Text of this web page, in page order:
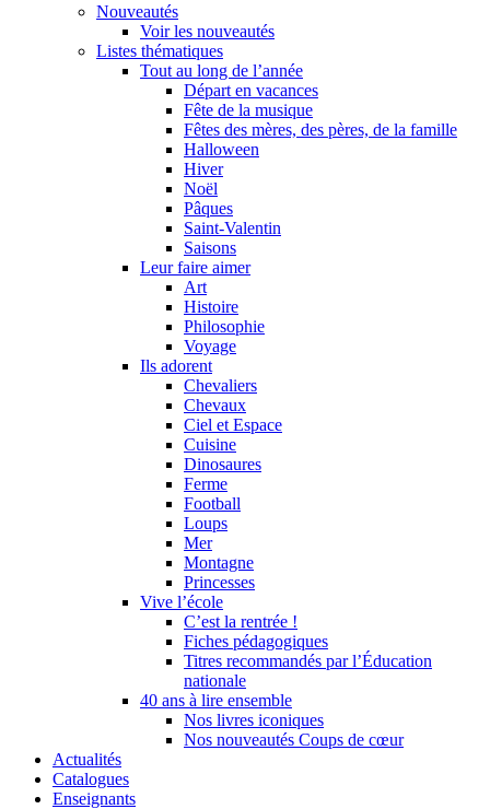
Nouveautés
Voir les nouveautés
Listes thématiques
Tout au long de l’année
Départ en vacances
Fête de la musique
Fêtes des mères, des pères, de la famille
Halloween
Hiver
Noël
Pâques
Saint-Valentin
Saisons
Leur faire aimer
Art
Histoire
Philosophie
Voyage
Ils adorent
Chevaliers
Chevaux
Ciel et Espace
Cuisine
Dinosaures
Ferme
Football
Loups
Mer
Montagne
Princesses
Vive l’école
C’est la rentrée !
Fiches pédagogiques
Titres recommandés par l’Éducation
nationale
40 ans à lire ensemble
Nos livres iconiques
Nos nouveautés Coups de cœur
Actualités
Catalogues
Enseignants